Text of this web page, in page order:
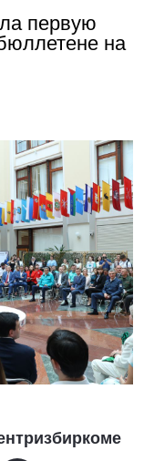
первую
на